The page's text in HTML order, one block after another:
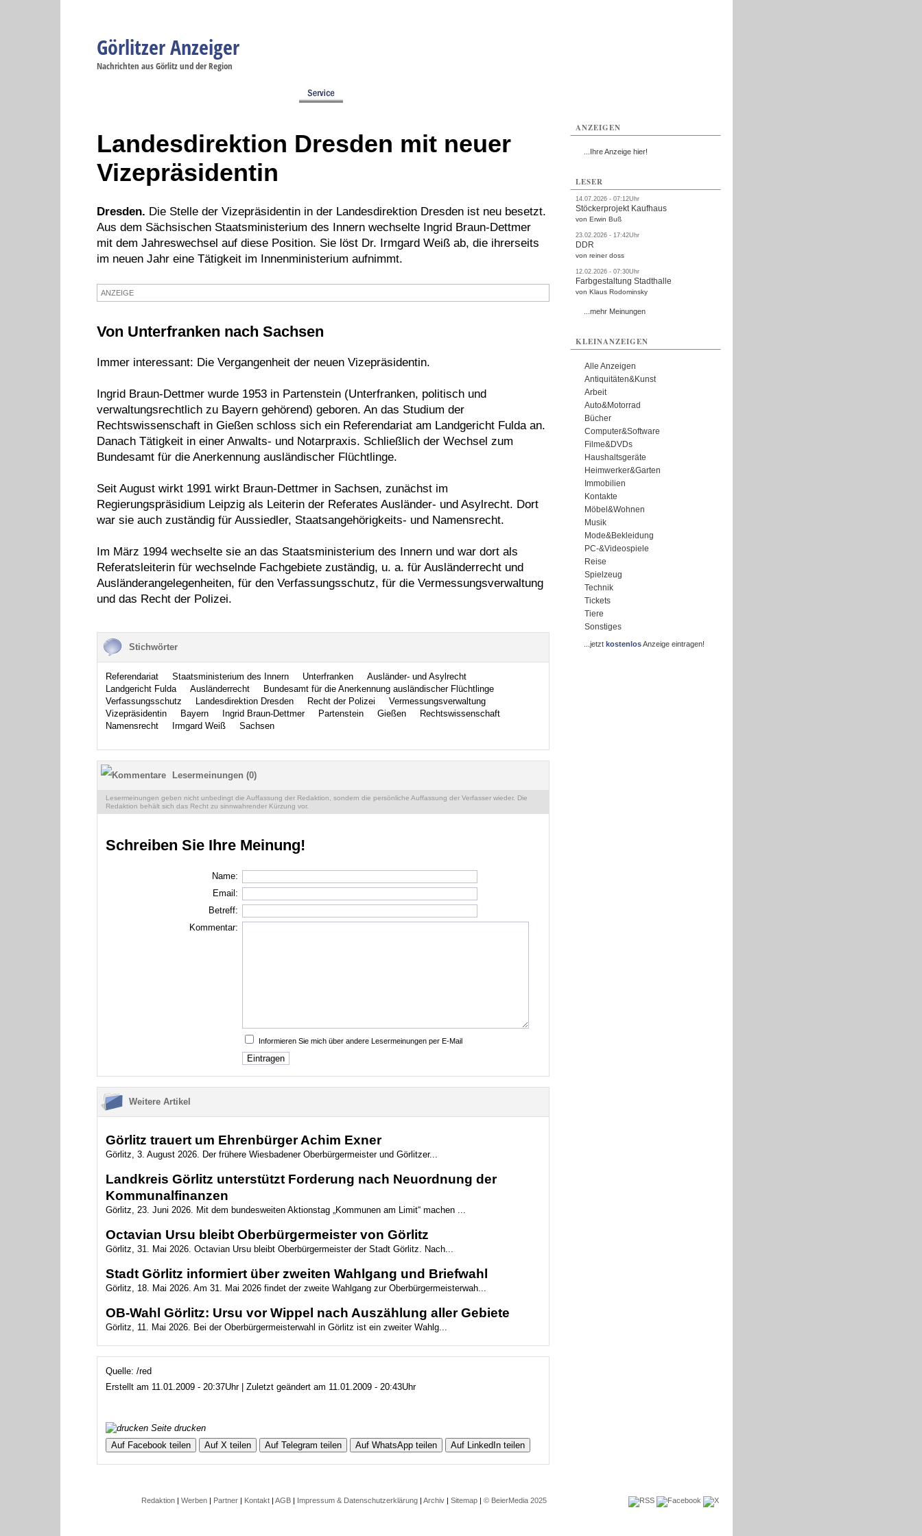
Görlitzer Anzeiger
Nachrichten aus Görlitz und der Region
Landesdirektion Dresden mit neuer
Vizepräsidentin
Dresden. Die Stelle der Vizepräsidentin in der Landesdirektion Dresden ist neu besetzt.
Aus dem Sächsischen Staatsministerium des Innern wechselte Ingrid Braun-Dettmer
mit dem Jahreswechsel auf diese Position. Sie löst Dr. Irmgard Weiß ab, die ihrerseits
im neuen Jahr eine Tätigkeit im Innenministerium aufnimmt.
ANZEIGE
Von Unterfranken nach Sachsen
Immer interessant: Die Vergangenheit der neuen Vizepräsidentin.
Ingrid Braun-Dettmer wurde 1953 in Partenstein (Unterfranken, politisch und
verwaltungsrechtlich zu Bayern gehörend) geboren. An das Studium der
Rechtswissenschaft in Gießen schloss sich ein Referendariat am Landgericht Fulda an.
Danach Tätigkeit in einer Anwalts- und Notarpraxis. Schließlich der Wechsel zum
Bundesamt für die Anerkennung ausländischer Flüchtlinge.
Seit August wirkt 1991 wirkt Braun-Dettmer in Sachsen, zunächst im
Regierungspräsidium Leipzig als Leiterin der Referates Ausländer- und Asylrecht. Dort
war sie auch zuständig für Aussiedler, Staatsangehörigkeits- und Namensrecht.
Im März 1994 wechselte sie an das Staatsministerium des Innern und war dort als
Referatsleiterin für wechselnde Fachgebiete zuständig, u. a. für Ausländerrecht und
Ausländerangelegenheiten, für den Verfassungsschutz, für die Vermessungsverwaltung
und das Recht der Polizei.
Stichwörter
Referendariat Staatsministerium des Innern Unterfranken
Ausländer- und Asylrecht
Landgericht Fulda
Ausländerrecht
Bundesamt für die Anerkennung ausländischer Flüchtlinge
Verfassungsschutz
Landesdirektion Dresden Recht der Polizei
Vermessungsverwaltung
Vizepräsidentin
Bayern Ingrid Braun-Dettmer Partenstein Gießen
Rechtswissenschaft
Namensrecht
Irmgard Weiß Sachsen
Lesermeinungen (0)
Lesermeinungen geben nicht unbedingt die Auffassung der Redaktion, sondern die persönliche Auffassung der Verfasser wieder. Die
Redaktion behält sich das Recht zu sinnwahrender Kürzung vor.
Schreiben Sie Ihre Meinung!
Name:
Email:
Betreff:
Kommentar:
Informieren Sie mich über andere Lesermeinungen per E-Mail
Weitere Artikel
Görlitz trauert um Ehrenbürger Achim Exner
Görlitz, 3. August 2026. Der frühere Wiesbadener Oberbürgermeister und Görlitzer...
Landkreis Görlitz unterstützt Forderung nach Neuordnung der
Kommunalfinanzen
Görlitz, 23. Juni 2026. Mit dem bundesweiten Aktionstag „Kommunen am Limit“ machen ...
Octavian Ursu bleibt Oberbürgermeister von Görlitz
Görlitz, 31. Mai 2026. Octavian Ursu bleibt Oberbürgermeister der Stadt Görlitz. Nach...
Stadt Görlitz informiert über zweiten Wahlgang und Briefwahl
Görlitz, 18. Mai 2026. Am 31. Mai 2026 findet der zweite Wahlgang zur Oberbürgermeisterwah...
OB-Wahl Görlitz: Ursu vor Wippel nach Auszählung aller Gebiete
Görlitz, 11. Mai 2026. Bei der Oberbürgermeisterwahl in Görlitz ist ein zweiter Wahlg...
Quelle: /red
Erstellt am 11.01.2009 - 20:37Uhr | Zuletzt geändert am 11.01.2009 - 20:43Uhr
Seite drucken
Auf Facebook teilen
Auf X teilen Auf Telegram teilen Auf WhatsApp teilen Auf LinkedIn teilen
ANZEIGEN
...Ihre Anzeige hier!
LESER
14.07.2026 - 07:12Uhr
Stöckerprojekt Kaufhaus
von Erwin Buß
23.02.2026 - 17:42Uhr
DDR
von reiner doss
12.02.2026 - 07:30Uhr
Farbgestaltung Stadthalle
von Klaus Rodominsky
...mehr Meinungen
KLEINANZEIGEN
Alle Anzeigen
Antiquitäten&Kunst
Arbeit
Auto&Motorrad
Bücher
Computer&Software
Filme&DVDs
Haushaltsgeräte
Heimwerker&Garten
Immobilien
Kontakte
Möbel&Wohnen
Musik
Mode&Bekleidung
PC-&Videospiele
Reise
Spielzeug
Technik
Tickets
Tiere
Sonstiges
...jetzt kostenlosAnzeige eintragen!
Redaktion | Werben | Partner | Kontakt | AGB | Impressum & Datenschutzerklärung | Archiv | Sitemap | © BeierMedia 2025